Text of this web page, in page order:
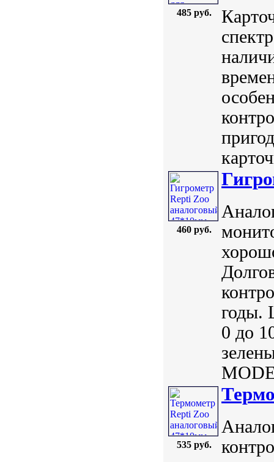
485 руб.
460 руб.
годы.
0 до
535 руб.